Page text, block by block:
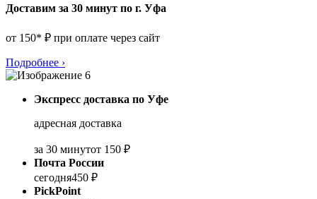
Доставим за 30 минут по г. Уфа
от 150* ₽ при оплате через сайт
Подробнее ›
Экспресс доставка по Уфе
адресная доставка
за 30 минутот 150 ₽
Почта России
сегодня450 ₽
PickPoint